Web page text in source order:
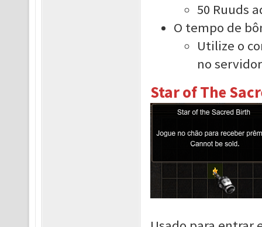
50 Ruuds
O tempo de
Utilize o
no
Star of The